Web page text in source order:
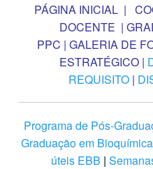
PÁGINA INICIAL |
DOCENTE |
PPC | GALERIA DE
ESTRATÉGICO|
REQUISITO|
Programa de Pós-
Graduação em
úteis EBB |